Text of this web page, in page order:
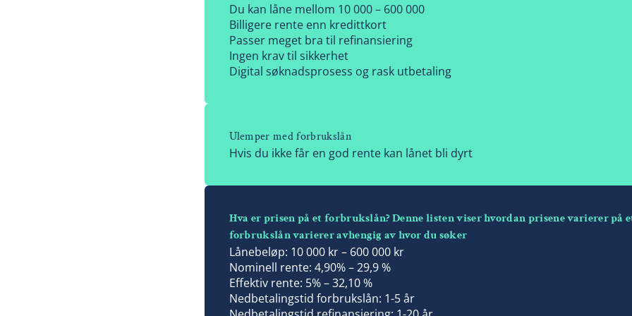
Du kan låne mellom 10 000 – 600 000
Billigere rente enn kredittkort
Passer meget bra til refinansiering
Ingen krav til sikkerhet
Digital søknadsprosess og rask utbetaling
Ulemper med forbrukslån
Hvis du ikke får en god rente kan lånet bli dyrt
Hva er prisen på et forbrukslån? Denne listen viser hvordan prisene varierer på
forbrukslån varierer avhengig av hvor du søker
Lånebeløp: 10 000 kr – 600 000 kr
Nominell rente: 4,90% – 29,9 %
Effektiv rente: 5% – 32,10 %
Nedbetalingstid forbrukslån: 1-5 år